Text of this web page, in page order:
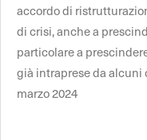
accordo di
di crisi, anche a
particolare a
già intraprese da alcuni
marzo 2024